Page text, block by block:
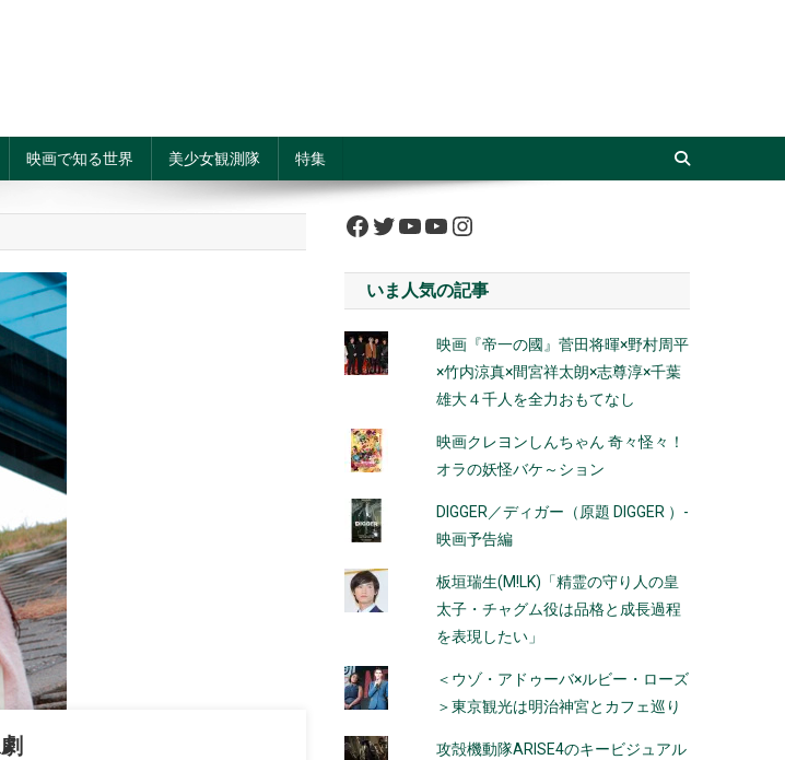
映画で知る世界 美少女観測隊 特集
Facebook
Twitter
YouTube
YouTube
Instagram
いま人気の記事
映画『帝一の國』菅田将暉×野村周平
×竹内涼真×間宮祥太朗×志尊淳×千葉
雄大４千人を全力おもてなし
映画クレヨンしんちゃん 奇々怪々！
オラの妖怪バケ～ション
DIGGER／ディガー（原題 DIGGER ）-
映画予告編
板垣瑞生(M!LK)「精霊の守り人の皇
太子・チャグム役は品格と成長過程
を表現したい」
＜ウゾ・アドゥーバ×ルビー・ローズ
＞東京観光は明治神宮とカフェ巡り
攻殻機動隊ARISE4のキービジュアル